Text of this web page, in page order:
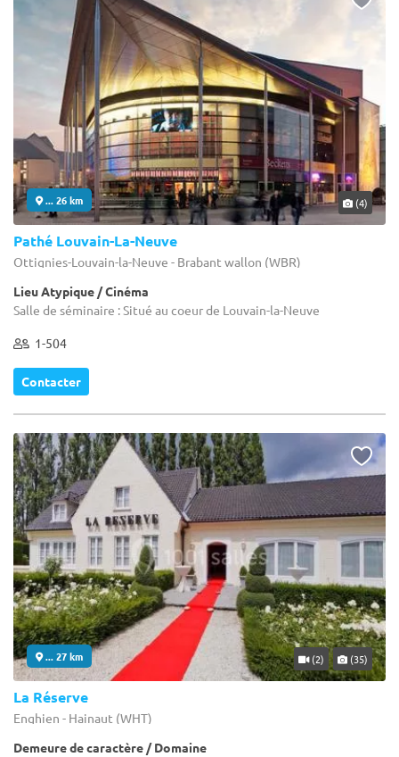
... 26 km (4)
Pathé Louvain-La-Neuve
Ottignies-Louvain-la-Neuve - Brabant wallon (WBR)
Lieu Atypique / Cinéma
Salle de séminaire : Situé au coeur de Louvain-la-Neuve
1-504
Contacter
... 27 km (2) (35)
La Réserve
Enghien - Hainaut (WHT)
Demeure de caractère / Domaine